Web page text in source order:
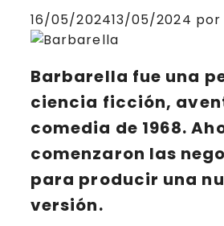
16/05/202413/05/2024
Barbarella fue una
ciencia ficción,
comedia de 1968.
comenzaron las
para producir una
versión.